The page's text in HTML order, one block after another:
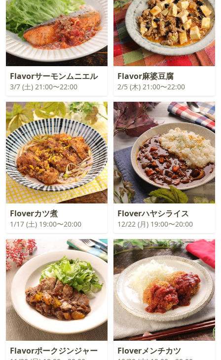
Flavorサーモンムニエル
3/7 (土) 21:00〜22:00
Flavor麻婆豆腐
2/5 (木) 21:00〜22:00
Floverカツ煮
1/17 (土) 19:00〜20:00
Floverハヤシライス
12/22 (月) 19:00〜20:00
Flavorポークジンジャー Floverメンチカツ